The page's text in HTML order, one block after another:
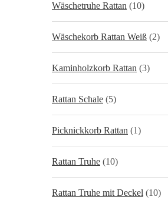
Wäschetruhe Rattan (10)
Wäschekorb Rattan Weiß (2)
Kaminholzkorb Rattan (3)
Rattan Schale (5)
Picknickkorb Rattan (1)
Rattan Truhe (10)
Rattan Truhe mit Deckel (10)